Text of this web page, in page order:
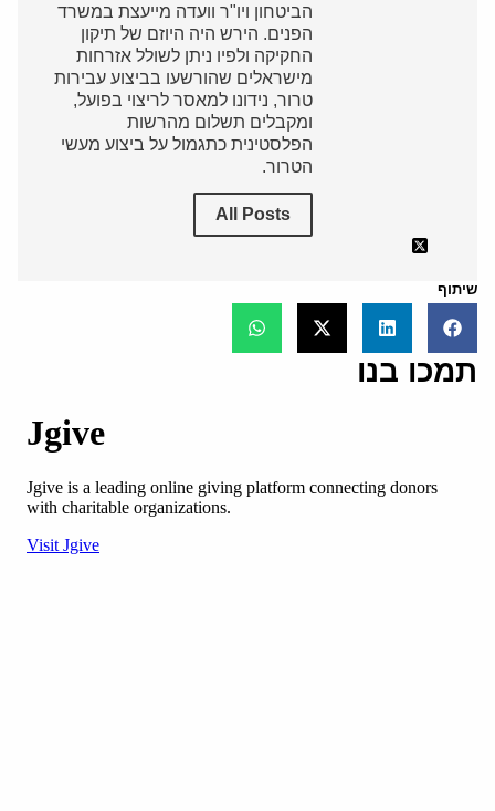
הביטחון ויו"ר וועדה מייעצת במשרד
הפנים. הירש היה היוזם של תיקון
החקיקה ולפיו ניתן לשולל אזרחות
מישראלים שהורשעו בביצוע עבירות
טרור, נידונו למאסר לריצוי בפועל,
ומקבלים תשלום מהרשות
הפלסטינית כתגמול על ביצוע מעשי
הטרור.
All Posts
שיתוף
תמכו בנו